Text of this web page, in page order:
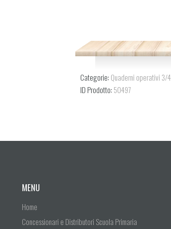
Categorie: Quaderni operativi 3/
ID Prodotto: 50497
MENU
Home
Concessionari e Distributori Scuola Primaria